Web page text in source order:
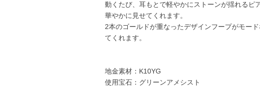
動くたび、耳もとで軽やかにストーンが揺れるピ
華やかに見せてくれます。
2本のゴールドが重なったデザインフープがモー
てくれます。
地金素材：K10YG
使用宝石：グリーンアメシスト